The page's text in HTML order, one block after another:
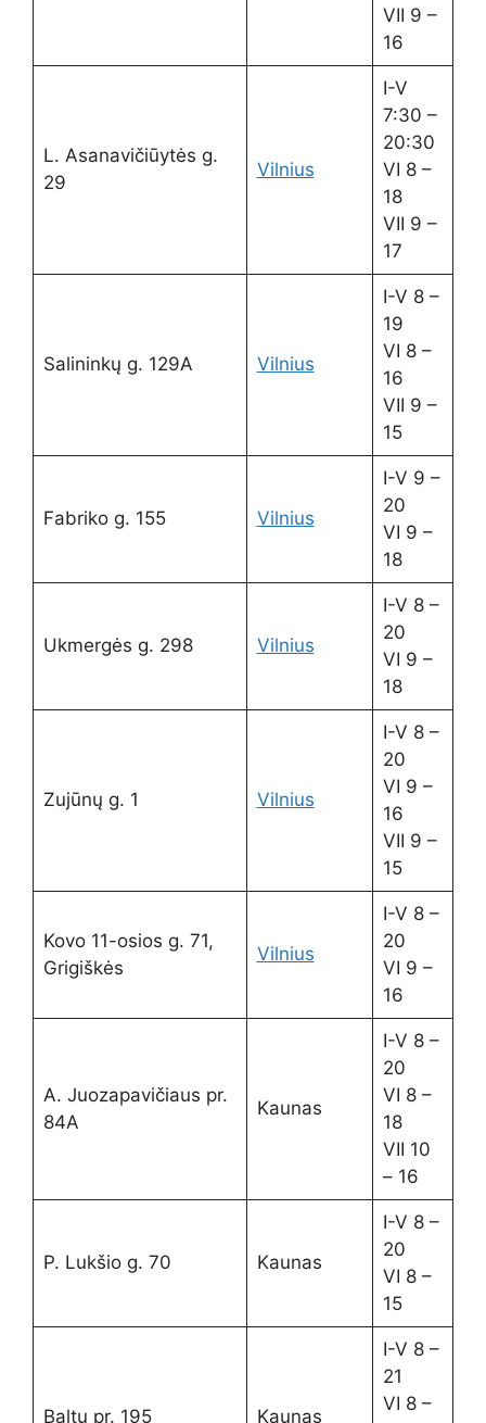
VII 9 –
16
L. Asanavičiūytės g.
29
Vilnius
I-V
7:30 –
20:30
VI 8 –
18
VII 9 –
17
Salininkų g. 129A Vilnius
I-V 8 –
19
VI 8 –
16
VII 9 –
15
Fabriko g. 155 Vilnius
I-V 9 –
20
VI 9 –
18
Ukmergės g. 298 Vilnius
I-V 8 –
20
VI 9 –
18
Zujūnų g. 1 Vilnius
I-V 8 –
20
VI 9 –
16
VII 9 –
15
Kovo 11-osios g. 71,
Grigiškės
Vilnius
I-V 8 –
20
VI 9 –
16
A. Juozapavičiaus pr.
84A
Kaunas
I-V 8 –
20
VI 8 –
18
VII 10
– 16
P. Lukšio g. 70 Kaunas
I-V 8 –
20
VI 8 –
15
Baltų pr. 195 Kaunas
I-V 8 –
21
VI 8 –